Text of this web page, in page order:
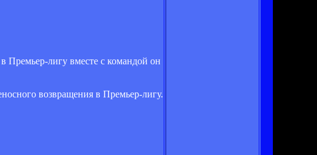
Премьер-лигу вместе с командой он
возвращения в Премьер-лигу.